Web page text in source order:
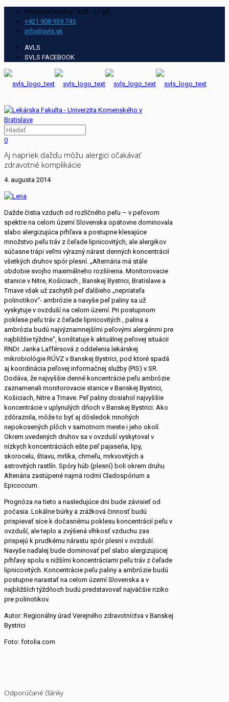
Pracovné hodiny: 9:00 - 17:00
+421 908 939 745
info@svls.sk
AVLS
SVLS FACEBOOK
0
Aj napriek dažďu môžu alergici očakávať
zdravotné komplikácie
4. augusta 2014
Dažde čistia vzduch od rozličného peľu – v peľovom
spektre na celom území Slovenska opätovne dominovala
slabo alergizujúca pŕhľava a postupne klesajúce
množstvo peľu tráv z čeľade lipnicovitých, ale alergikov
súčasne trápi veľmi výrazný nárast denných koncentrácií
všetkých druhov spór plesní. „Alternária má stále
obdobie svojho maximálneho rozšírenia. Monitorovacie
stanice v Nitre, Košiciach , Banskej Bystrici, Bratislave a
Trnave však už zachytili peľ ďalšieho „nepriateľa
polinotikov“- ambrózie a navyše peľ paliny sa už
vyskytuje v ovzduší na celom území. Pri postupnom
poklese peľu tráv z čeľade lipnicovitých , palina a
ambrózia budú najvýznamnejšími peľovými alergénmi pre
najbližšie týždne“, konštatuje k aktuálnej peľovej situácii
RNDr. Janka Lafférsová z oddelenia lekárskej
mikrobiológie RÚVZ v Banskej Bystrici, pod ktoré spadá
aj koordinácia peľovej informačnej služby (PIS) v SR.
Dodáva, že najvyššie denné koncentrácie peľu ambrózie
zaznamenali monitorovacie stanice v Banskej Bystrici,
Košiciach, Nitre a Trnave. Peľ paliny dosiahol najvyššie
koncentrácie v uplynulých dňoch v Banskej Bystrici. Ako
zdôraznila, môže to byť aj dôsledok mnohých
nepokosených plôch v samotnom meste i jeho okolí.
Okrem uvedených druhov sa v ovzduší vyskytoval v
nízkych koncentráciách ešte peľ pajaseňa, lipy,
skorocelu, štiavu, mrlíka, chmeľu, mrkvovitých a
astrovitých rastlín. Spóry húb (plesní) boli okrem druhu
Altenária zastúpené najmä rodmi Cladospórium a
Epicoccum.
Prognóza na tieto a nasledujúce dni bude závisieť od
počasia. Lokálne búrky a zrážková činnosť budú
prispievať síce k dočasnému poklesu koncentrácií peľu v
ovzduší, ale teplo a zvýšená vlhkosť vzduchu zas
prispejú k prudkému nárastu spór plesní v ovzduší.
Navyše naďalej bude dominovať peľ slabo alergizujúcej
pŕhľavy spolu s nižšími koncentráciami peľu tráv z čeľade
lipnicovitých. Koncentrácie peľu paliny a ambrózie budú
postupne narastať na celom území Slovenska a v
najbližších týždňoch budú predstavovať najväčšie riziko
pre polinotikov.
Autor: Regionálny úrad Verejného zdravotníctva v Banskej
Bystrici
Foto: fotolia.com
Odporúčané články